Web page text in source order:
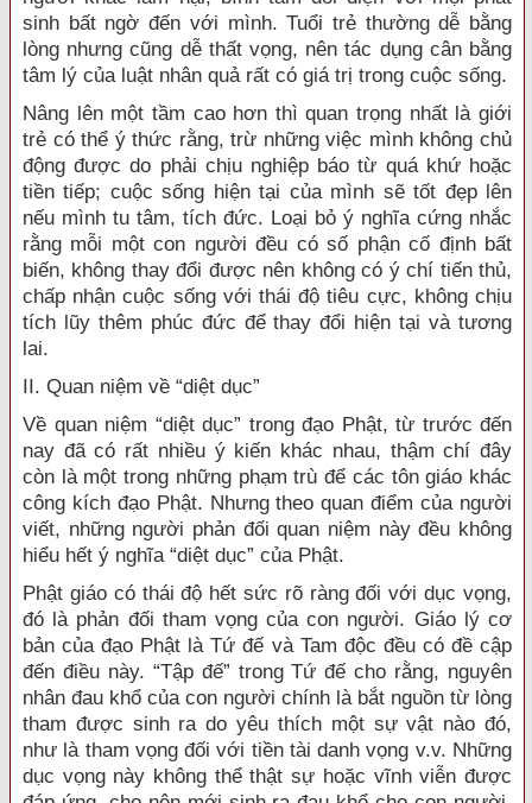
sinh bất ngờ đến với mình. Tuổi trẻ thường dễ bằng
lòng nhưng cũng dễ thất vọng, nên tác dụng cân bằng
tâm lý của luật nhân quả rất có giá trị trong cuộc sống.
Nâng lên một tầm cao hơn thì quan trọng nhất là giới
trẻ có thể ý thức rằng, trừ những việc mình không chủ
động được do phải chịu nghiệp báo từ quá khứ hoặc
tiền tiếp; cuộc sống hiện tại của mình sẽ tốt đẹp lên
nếu mình tu tâm, tích đức. Loại bỏ ý nghĩa cứng nhắc
rằng mỗi một con người đều có số phận cố định bất
biến, không thay đổi được nên không có ý chí tiến thủ,
chấp nhận cuộc sống với thái độ tiêu cực, không chịu
tích lũy thêm phúc đức để thay đổi hiện tại và tương
lai.
II. Quan niệm về “diệt dục”
Về quan niệm “diệt dục” trong đạo Phật, từ trước đến
nay đã có rất nhiều ý kiến khác nhau, thậm chí đây
còn là một trong những phạm trù để các tôn giáo khác
công kích đạo Phật. Nhưng theo quan điểm của người
viết, những người phản đối quan niệm này đều không
hiểu hết ý nghĩa “diệt dục” của Phật.
Phật giáo có thái độ hết sức rõ ràng đối với dục vọng,
đó là phản đối tham vọng của con người. Giáo lý cơ
bản của đạo Phật là Tứ đế và Tam độc đều có đề cập
đến điều này. “Tập đế” trong Tứ đế cho rằng, nguyên
nhân đau khổ của con người chính là bắt nguồn từ lòng
tham được sinh ra do yêu thích một sự vật nào đó,
như là tham vọng đối với tiền tài danh vọng v.v. Những
dục vọng này không thể thật sự hoặc vĩnh viễn được